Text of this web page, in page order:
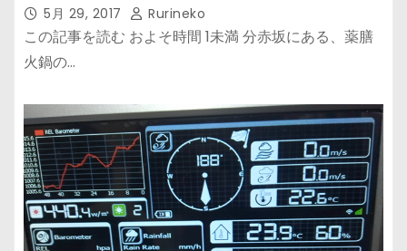
5月 29, 2017 Rurineko
この記事を読む およそ時間 1未満 分赤坂にある、薬膳
火鍋の…